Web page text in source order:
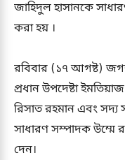
জাহিদুল হাসানকে
করা হয় ।
রবিবার (১৭ আগষ্ট)
প্রধান উপদেষ্টা
রিসাত রহমান এবং
সাধারণ সম্পাদক উম্মে
দেন।